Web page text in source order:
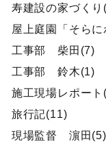
寿建設の家づく
屋上庭園「そら
工事部 柴田(7)
工事部 鈴木(1)
施工現場レポート
旅行記(11)
現場監督 濵田(5)